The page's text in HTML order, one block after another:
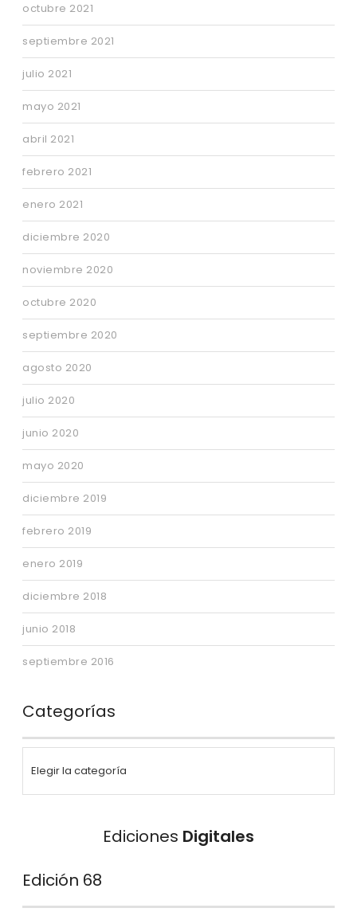
octubre 2021
septiembre 2021
julio 2021
mayo 2021
abril 2021
febrero 2021
enero 2021
diciembre 2020
noviembre 2020
octubre 2020
septiembre 2020
agosto 2020
julio 2020
junio 2020
mayo 2020
diciembre 2019
febrero 2019
enero 2019
diciembre 2018
junio 2018
septiembre 2016
Categorías
Ediciones Digitales
Edición 68